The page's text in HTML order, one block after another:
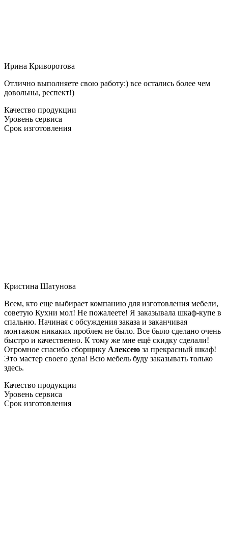
Ирина Криворотова
Отлично выполняете свою работу:) все остались более чем
довольны, респект!)
Качество продукции
Уровень сервиса
Срок изготовления
Кристина Шатунова
Всем, кто еще выбирает компанию для изготовления мебели,
советую Кухни мол! Не пожалеете! Я заказывала шкаф-купе в
спальню. Начиная с обсуждения заказа и заканчивая
монтажом никаких проблем не было. Все было сделано очень
быстро и качественно. К тому же мне ещё скидку сделали!
Огромное спасибо сборщику Алексею за прекрасный шкаф!
Это мастер своего дела! Всю мебель буду заказывать только
здесь.
Качество продукции
Уровень сервиса
Срок изготовления